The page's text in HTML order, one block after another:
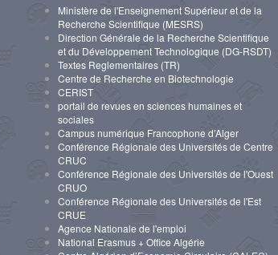
Ministère de l'Enseignement Supérieur et de la
Recherche Scientifique (MESRS)
Direction Générale de la Recherche Scientifique
et du Développement Technologique (DG-RSDT)
Textes Reglementaires (TR)
Centre de Recherche en Biotechnologie
CERIST
portail de revues en sciences humaines et
sociales
Campus numérique Francophone d’Alger
Conférence Régionale des Universités de Centre
CRUC
Conférence Régionale des Universités de l'Ouest
CRUO
Conférence Régionale des Universités de l'Est
CRUE
Agence Nationale de l'emploi
National Erasmus + Office Algérie